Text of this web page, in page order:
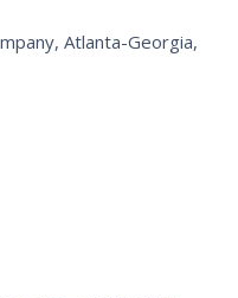
Atlanta-Georgia,